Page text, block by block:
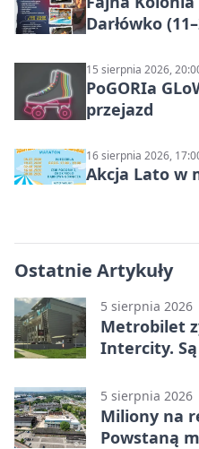
Darłówko
15 sierpnia 2026,
PoGORIa
przejazd
16 sierpnia 2026,
Akcja Lato w
Ostatnie Artykuły
5 sierpnia 2026
Metrobilet
Intercity.
5 sierpnia 2026
Miliony na
Powstaną